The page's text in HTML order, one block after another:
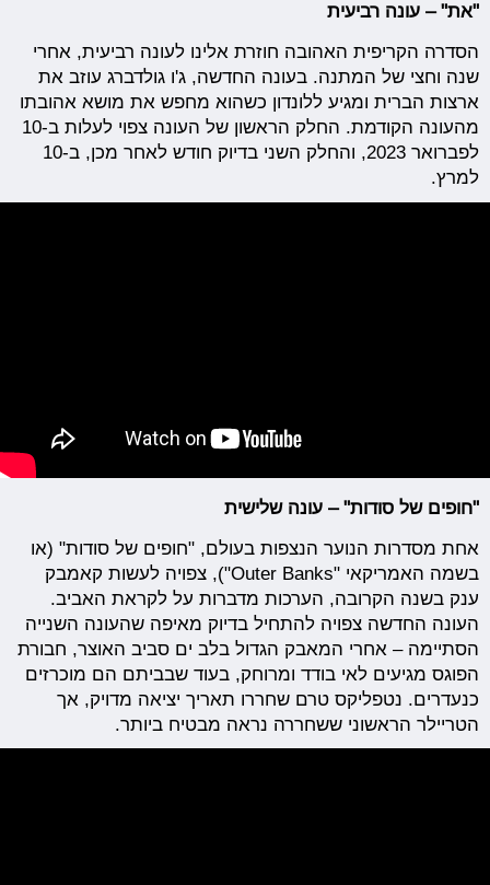
"את" – עונה רביעית
הסדרה הקריפית האהובה חוזרת אלינו לעונה רביעית, אחרי
שנה וחצי של המתנה. בעונה החדשה, ג'ו גולדברג עוזב את
ארצות הברית ומגיע ללונדון כשהוא מחפש את מושא אהובתו
מהעונה הקודמת. החלק הראשון של העונה צפוי לעלות ב-10
לפברואר 2023, והחלק השני בדיוק חודש לאחר מכן, ב-10
למרץ.
"חופים של סודות" – עונה שלישית
אחת מסדרות הנוער הנצפות בעולם, "חופים של סודות" (או
בשמה האמריקאי "Outer Banks"), צפויה לעשות קאמבק
ענק בשנה הקרובה, הערכות מדברות על לקראת האביב.
העונה החדשה צפויה להתחיל בדיוק מאיפה שהעונה השנייה
הסתיימה – אחרי המאבק הגדול בלב ים סביב האוצר, חבורת
הפוגס מגיעים לאי בודד ומרוחק, בעוד שבביתם הם מוכרזים
כנעדרים. נטפליקס טרם שחררו תאריך יציאה מדויק, אך
הטריילר הראשוני ששחררה נראה מבטיח ביותר.